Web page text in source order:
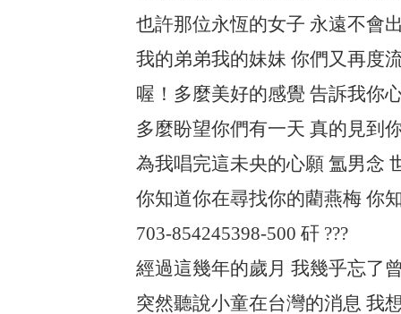
也許那位永恆的女子 永遠不會
我的弟弟我的妹妹 你們又再度
喔！多麼美好的感覺 告訴我你
多麼盼望你們有一天 真的見到你
為我唱完這未央的心願 氲男念
你知道你在尋找你的藺燕梅 你知
703-854245398-500 矸 ???
經過這幾年的歲月 我幾乎忘了
突然聽說小童在台灣的消息 我